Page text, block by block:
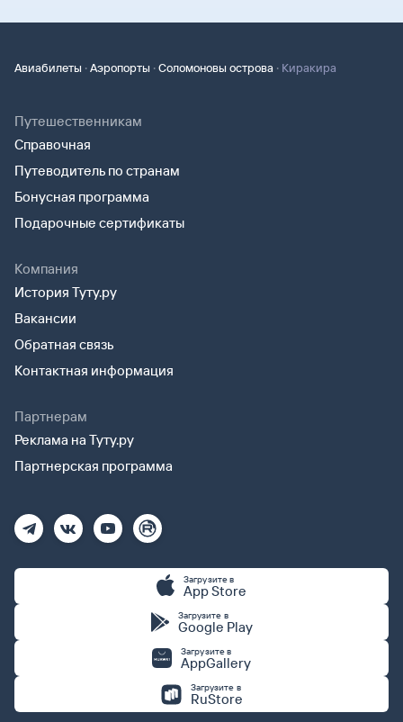
Авиабилеты ·Аэропорты ·Соломоновы острова · Киракира
Путешественникам
Справочная
Путеводитель по странам
Бонусная программа
Подарочные сертификаты
Компания
История Туту.ру
Вакансии
Обратная связь
Контактная информация
Партнерам
Реклама на Туту.ру
Партнерская программа
Загрузите в
App Store
Загрузите в
Google Play
Загрузите в
AppGallery
Загрузите в
RuStore